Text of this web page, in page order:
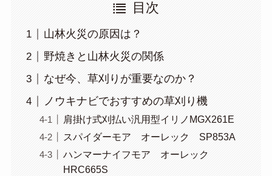
目次
山林火災の原因は？
野焼きと山林火災の関係
なぜ今、草刈りが重要なのか？
ノウキナビでおすすめの草刈り機
肩掛け式刈払い汎用型イリノMGX261E
スパイダーモア オーレック SP853A
ハンマーナイフモア オーレック
HRC665S